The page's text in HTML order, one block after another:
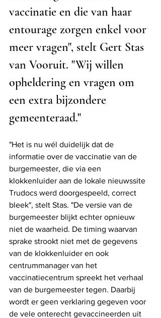
vaccinatie en die van haar
entourage zorgen enkel voor
meer vragen", stelt Gert Stas
van Vooruit. "Wij willen
opheldering en vragen om
een extra bijzondere
gemeenteraad."
"Het is nu wél duidelijk dat de
informatie over de vaccinatie van de
burgemeester, die via een
klokkenluider aan de lokale nieuwssite
Trudocs werd doorgespeeld, correct
bleek", stelt Stas. "De versie van de
burgemeester blijkt echter opnieuw
niet de waarheid. De timing waarvan
sprake strookt niet met de gegevens
van de klokkenluider en ook
centrummanager van het
vaccinatiecentrum spreekt het verhaal
van de burgemeester tegen. Daarbij
wordt er geen verklaring gegeven voor
de vele onterecht gevaccineerden uit